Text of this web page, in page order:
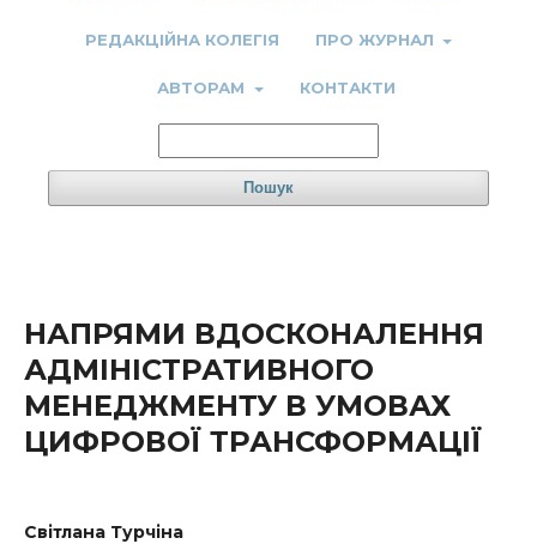
РЕДАКЦІЙНА КОЛЕГІЯ ПРО ЖУРНАЛ
АВТОРАМ КОНТАКТИ
Пошук
НАПРЯМИ ВДОСКОНАЛЕННЯ
АДМІНІСТРАТИВНОГО
МЕНЕДЖМЕНТУ В УМОВАХ
ЦИФРОВОЇ ТРАНСФОРМАЦІЇ
Світлана Турчіна